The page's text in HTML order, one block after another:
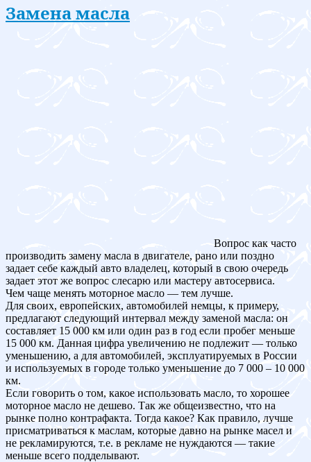
Замена масла
Вопрос как часто
производить замену масла в двигателе, рано или поздно
задает себе каждый авто владелец, который в свою очередь
задает этот же вопрос слесарю или мастеру автосервиса.
Чем чаще менять моторное масло — тем лучше.
Для своих, европейских, автомобилей немцы, к примеру,
предлагают следующий интервал между заменой масла: он
составляет 15 000 км или один раз в год если пробег меньше
15 000 км. Данная цифра увеличению не подлежит — только
уменьшению, а для автомобилей, эксплуатируемых в России
и используемых в городе только уменьшение до 7 000 – 10 000
км.
Если говорить о том, какое использовать масло, то хорошее
моторное масло не дешево. Так же общеизвестно, что на
рынке полно контрафакта. Тогда какое? Как правило, лучше
присматриваться к маслам, которые давно на рынке масел и
не рекламируются, т.е. в рекламе не нуждаются — такие
меньше всего подделывают.